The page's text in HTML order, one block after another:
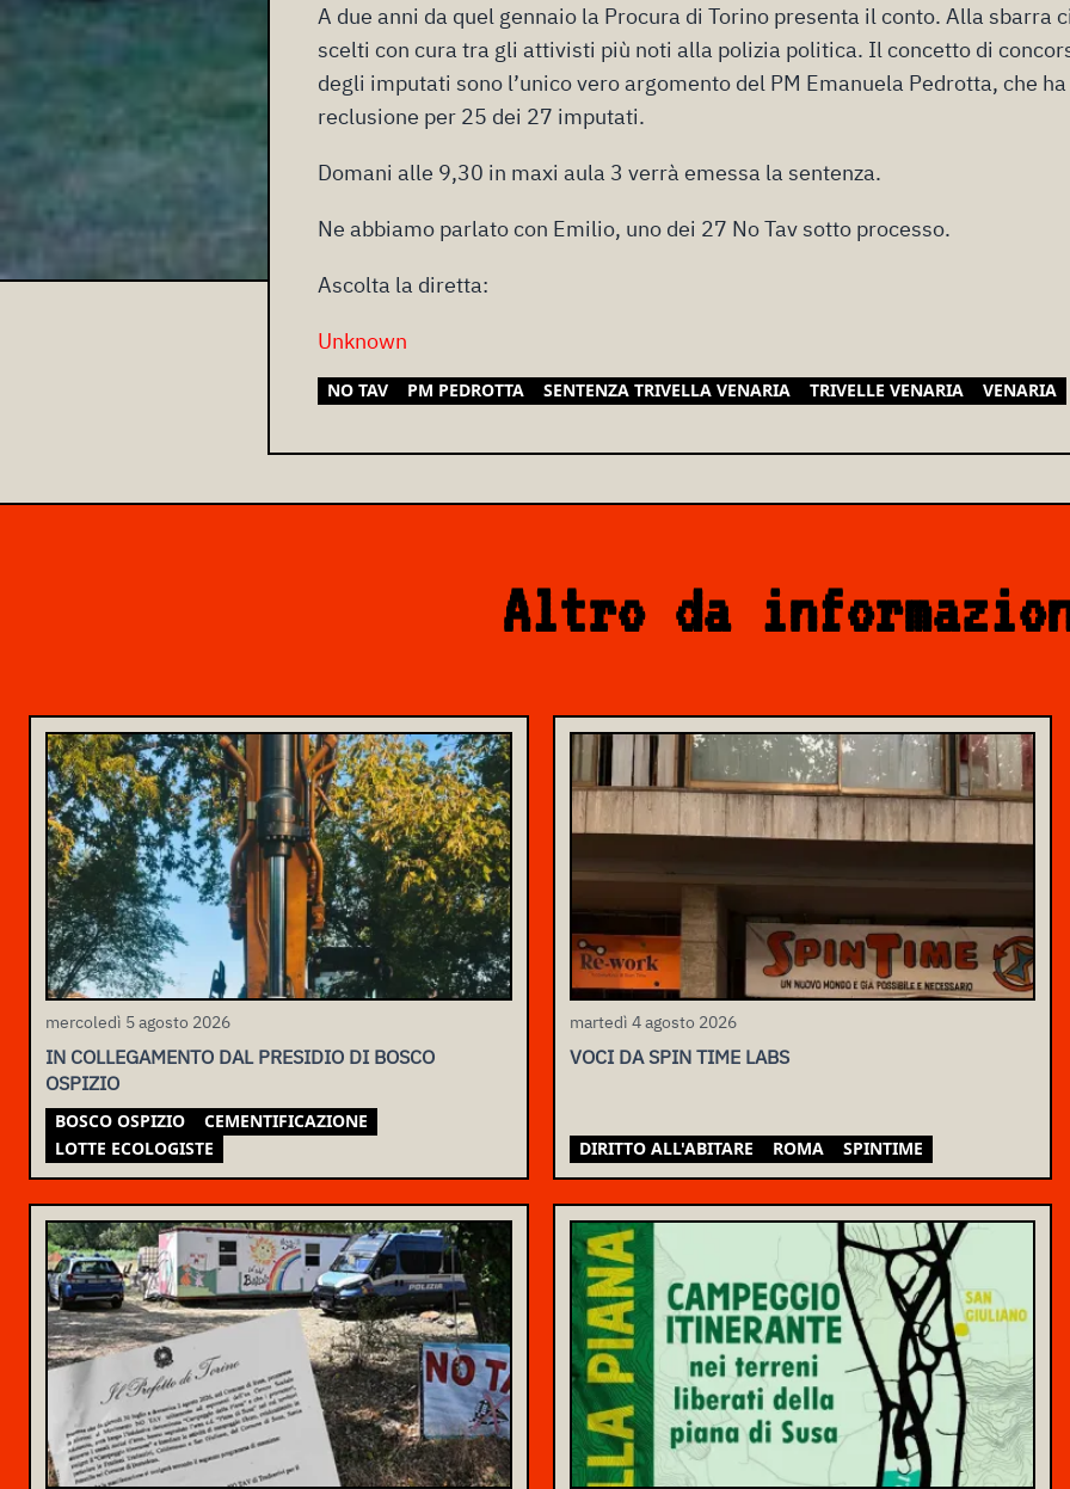
A due anni da quel gennaio la Procura di Torino presenta il conto. Alla sbarra
scelti con cura tra gli attivisti più noti alla polizia politica. Il concetto di
degli imputati sono l’unico vero argomento del PM Emanuela Pedrotta, che
reclusione per 25 dei 27 imputati.
Domani alle 9,30 in maxi aula 3 verrà emessa la sentenza.
Ne abbiamo parlato con Emilio, uno dei 27 No Tav sotto processo.
Ascolta la diretta:
Unknown
NO TAV PM PEDROTTA SENTENZA TRIVELLA VENARIA TRIVELLE VENARIA VENARIA
Altro da
mercoledì 5 agosto 2026
IN COLLEGAMENTO DAL PRESIDIO DI BOSCO
OSPIZIO
BOSCO OSPIZIO
CEMENTIFICAZIONE
LOTTE ECOLOGISTE
martedì 4 agosto 2026
VOCI DA SPIN TIME LABS
DIRITTO ALL'ABITARE ROMA SPINTIME